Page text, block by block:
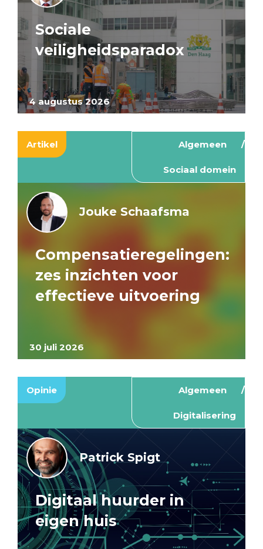
4 augustus 2026
Sociale
veiligheidsparadox
Artikel Algemeen
Sociaal domein
30 juli 2026
Jouke Schaafsma
Compensatieregelingen:
zes inzichten voor
effectieve uitvoering
Opinie Algemeen
Digitalisering
Patrick Spigt
Digitaal huurder in
eigen huis